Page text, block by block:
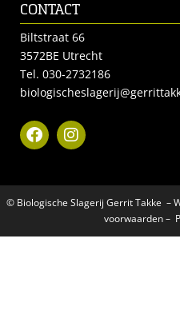
CONTACT
Biltstraat 66
3572BE Utrecht
Tel. 030-2732186
© Biologische Slagerij Gerrit Takke –
voorwaarden–